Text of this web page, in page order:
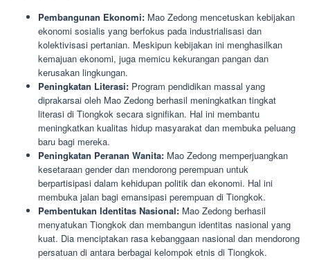
Pembangunan Ekonomi: Mao Zedong mencetuskan kebijakan
ekonomi sosialis yang berfokus pada industrialisasi dan
kolektivisasi pertanian. Meskipun kebijakan ini menghasilkan
kemajuan ekonomi, juga memicu kekurangan pangan dan
kerusakan lingkungan.
Peningkatan Literasi: Program pendidikan massal yang
diprakarsai oleh Mao Zedong berhasil meningkatkan tingkat
literasi di Tiongkok secara signifikan. Hal ini membantu
meningkatkan kualitas hidup masyarakat dan membuka peluang
baru bagi mereka.
Peningkatan Peranan Wanita: Mao Zedong memperjuangkan
kesetaraan gender dan mendorong perempuan untuk
berpartisipasi dalam kehidupan politik dan ekonomi. Hal ini
membuka jalan bagi emansipasi perempuan di Tiongkok.
Pembentukan Identitas Nasional: Mao Zedong berhasil
menyatukan Tiongkok dan membangun identitas nasional yang
kuat. Dia menciptakan rasa kebanggaan nasional dan mendorong
persatuan di antara berbagai kelompok etnis di Tiongkok.